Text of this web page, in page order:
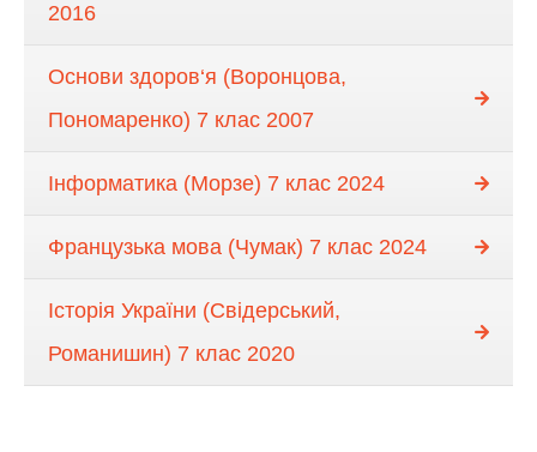
2016
Основи здоров‘я (Воронцова,
Пономаренко) 7 клас 2007
Інформатика (Морзе) 7 клас 2024
Французька мова (Чумак) 7 клас 2024
Історія України (Свідерський,
Романишин) 7 клас 2020